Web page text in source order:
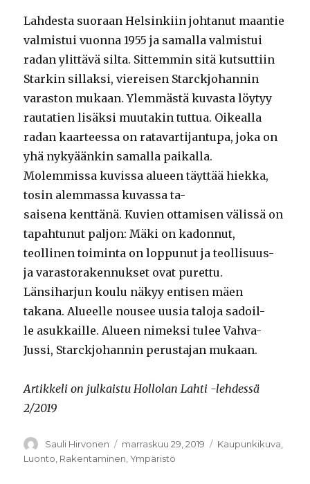
Lahdesta suoraan Helsinkiin johtanut maantie
valmistui vuonna 1955 ja samalla valmistui
radan ylittävä silta. Sittemmin sitä kutsuttiin
Starkin sillaksi, viereisen Starckjohannin
varaston mukaan. Ylemmästä kuvasta löytyy
rautatien lisäksi muutakin tuttua. Oikealla
radan kaarteessa on ratavartijantupa, joka on
yhä nykyäänkin samalla paikalla.
Molemmissa kuvissa alueen täyttää hiekka,
tosin alemmassa kuvassa ta-
saisena kenttänä. Kuvien ottamisen välissä on
tapahtunut paljon: Mäki on kadonnut,
teollinen toiminta on loppunut ja teollisuus-
ja varastorakennukset ovat purettu.
Länsiharjun koulu näkyy entisen mäen
takana. Alueelle nousee uusia taloja sadoil-
le asukkaille. Alueen nimeksi tulee Vahva-
Jussi, Starckjohannin perustajan mukaan.
Artikkeli on julkaistu Hollolan Lahti -lehdessä
2/2019
Kirjoittaja
Sauli Hirvonen Julkaistu
marraskuu 29, 2019 Kategoriat
Kaupunkikuva
Luonto Rakentaminen ,Ympäristö